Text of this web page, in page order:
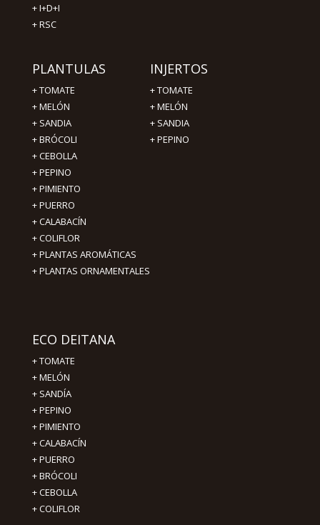
+I+D+I
+RSC
PLANTULAS
+TOMATE
+MELÓN
+ SANDIA
+BRÓCOLI
+CEBOLLA
+PEPINO
+PIMIENTO
+ PUERRO
+ CALABACÍN
+ COLIFLOR
+ PLANTAS AROMÁTICAS
+ PLANTAS ORNAMENTALES
INJERTOS
+TOMATE
+MELÓN
+ SANDIA
+PEPINO
ECO DEITANA
+TOMATE
+MELÓN
+ SANDÍA
+PEPINO
+PIMIENTO
+CALABACÍN
+PUERRO
+BRÓCOLI
+CEBOLLA
+COLIFLOR